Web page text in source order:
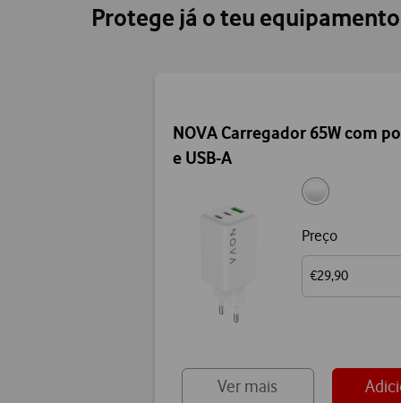
Protege já o teu
NOVA Carregador 65W com
e USB-A
Preço
€29,90
Ver mais